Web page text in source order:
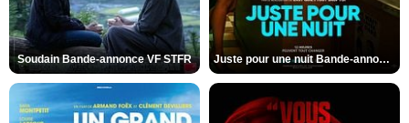
Soudain Bande-annonce VF STFR Juste pour une nuit Bande-annonce VO STFR